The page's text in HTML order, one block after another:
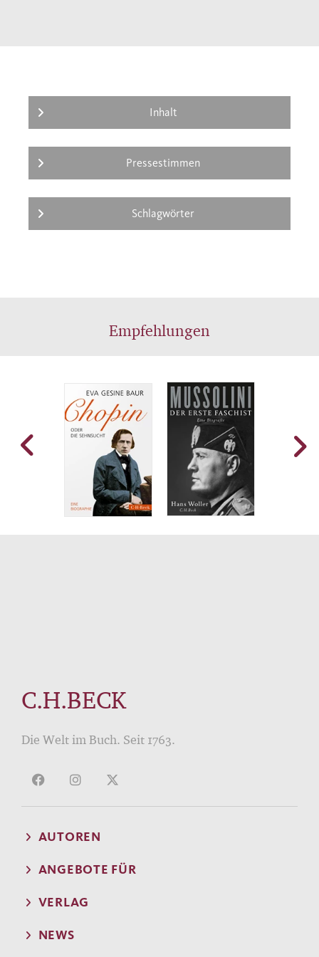
einzige Kind?
Inhalt
Pressestimmen
Schlagwörter
Empfehlungen
C.H.BECK
Die Welt im Buch. Seit 1763.
AUTOREN
ANGEBOTE FÜR
VERLAG
NEWS